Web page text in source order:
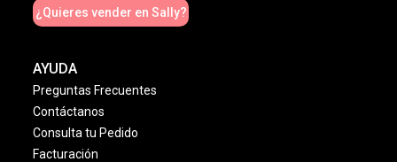
¿Quieres vender en Sally?
AYUDA
Preguntas Frecuentes
Contáctanos
Consulta tu Pedido
Facturación